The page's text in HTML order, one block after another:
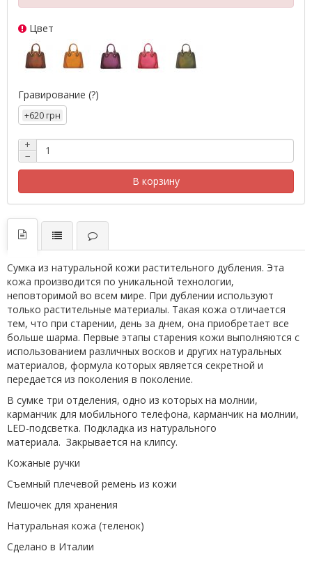
Цвет
Гравирование (?)
+620 грн
+
−
В корзину
Cумка из натуральной кожи растительного дубления. Эта
кожа производится по уникальной технологии,
неповторимой во всем мире. При дублении используют
только растительные материалы. Такая кожа отличается
тем, что при старении, день за днем, она приобретает все
больше шарма. Первые этапы старения кожи выполняются с
использованием различных восков и других натуральных
материалов, формула которых является секретной и
передается из поколения в поколение.
В сумке три отделения, одно из которых на молнии,
карманчик для мобильного телефона, карманчик на молнии,
LED-подсветка. Подкладка из натурального
материала. Закрывается на клипсу.
Кожаные ручки
Съемный плечевой ремень из кожи
Мешочек для хранения
Натуральная кожа (теленок)
Сделано в Италии